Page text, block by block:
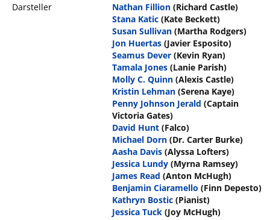
Darsteller
Nathan Fillion (Richard Castle)
Stana Katic (Kate Beckett)
Susan Sullivan (Martha Rodgers)
Jon Huertas (Javier Esposito)
Seamus Dever (Kevin Ryan)
Tamala Jones (Lanie Parish)
Molly C. Quinn (Alexis Castle)
Kristin Lehman (Serena Kaye)
Penny Johnson Jerald (Captain
Victoria Gates)
David Hunt (Falco)
Michael Dorn (Dr. Carter Burke)
Aasha Davis (Alyssa Lofters)
Jessica Lundy (Myrna Ramsey)
James Read (Anton McHugh)
Benjamin Ciaramello (Finn Depesto)
Kathryn Bostic (Pianist)
Jessica Tuck (Joy McHugh)